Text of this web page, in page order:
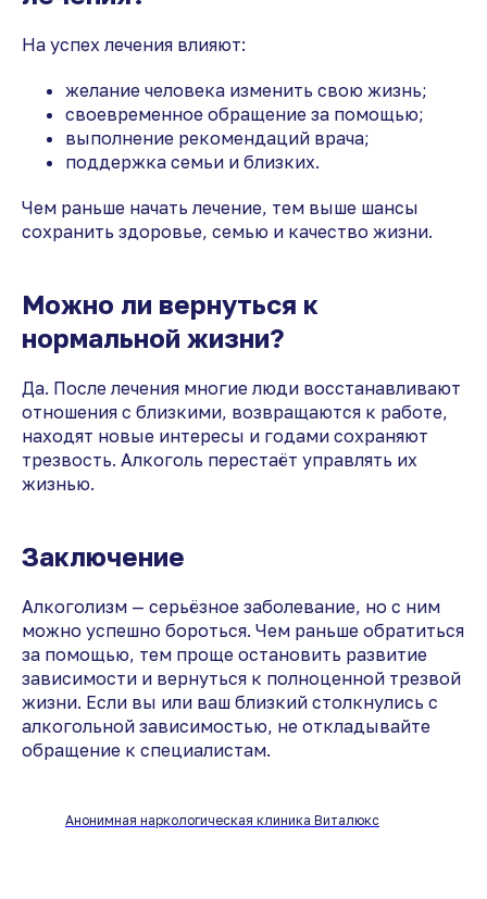
На успех лечения влияют:
желание человека изменить свою жизнь;
своевременное обращение за помощью;
выполнение рекомендаций врача;
поддержка семьи и близких.
Чем раньше начать лечение, тем выше шансы
сохранить здоровье, семью и качество жизни.
Можно ли вернуться к
нормальной жизни?
Да. После лечения многие люди восстанавливают
отношения с близкими, возвращаются к работе,
находят новые интересы и годами сохраняют
трезвость. Алкоголь перестаёт управлять их
жизнью.
Заключение
Алкоголизм — серьёзное заболевание, но с ним
можно успешно бороться. Чем раньше обратиться
за помощью, тем проще остановить развитие
зависимости и вернуться к полноценной трезвой
жизни. Если вы или ваш близкий столкнулись с
алкогольной зависимостью, не откладывайте
обращение к специалистам.
Анонимная наркологическая клиника Виталюкс